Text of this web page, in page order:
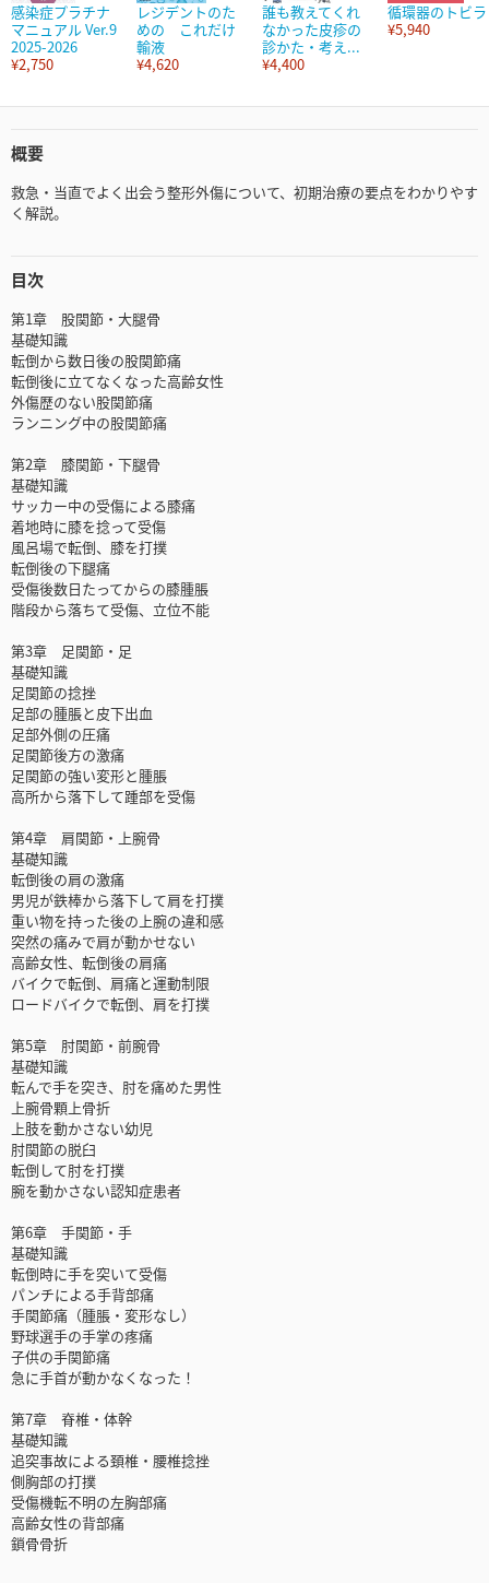
感染症プラチナ
マニュアル Ver.9
2025-2026
¥2,750
レジデントのた
めの これだけ
輸液
¥4,620
誰も教えてくれ
なかった皮疹の
診かた・考え...
¥4,400
循環器のトビラ
¥5,940
概要
救急・当直でよく出会う整形外傷について、初期治療の要点をわかりやす
く解説。
目次
第1章 股関節・大腿骨
基礎知識
転倒から数日後の股関節痛
転倒後に立てなくなった高齢女性
外傷歴のない股関節痛
ランニング中の股関節痛
第2章 膝関節・下腿骨
基礎知識
サッカー中の受傷による膝痛
着地時に膝を捻って受傷
風呂場で転倒、膝を打撲
転倒後の下腿痛
受傷後数日たってからの膝腫脹
階段から落ちて受傷、立位不能
第3章 足関節・足
基礎知識
足関節の捻挫
足部の腫脹と皮下出血
足部外側の圧痛
足関節後方の激痛
足関節の強い変形と腫脹
高所から落下して踵部を受傷
第4章 肩関節・上腕骨
基礎知識
転倒後の肩の激痛
男児が鉄棒から落下して肩を打撲
重い物を持った後の上腕の違和感
突然の痛みで肩が動かせない
高齢女性、転倒後の肩痛
バイクで転倒、肩痛と運動制限
ロードバイクで転倒、肩を打撲
第5章 肘関節・前腕骨
基礎知識
転んで手を突き、肘を痛めた男性
上腕骨顆上骨折
上肢を動かさない幼児
肘関節の脱臼
転倒して肘を打撲
腕を動かさない認知症患者
第6章 手関節・手
基礎知識
転倒時に手を突いて受傷
パンチによる手背部痛
手関節痛（腫脹・変形なし）
野球選手の手掌の疼痛
子供の手関節痛
急に手首が動かなくなった！
第7章 脊椎・体幹
基礎知識
追突事故による頚椎・腰椎捻挫
側胸部の打撲
受傷機転不明の左胸部痛
高齢女性の背部痛
鎖骨骨折